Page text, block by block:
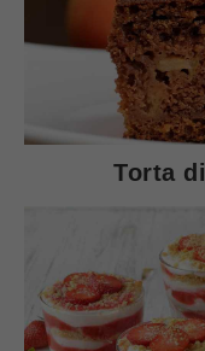
Torta